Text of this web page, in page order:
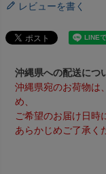
レビューを書く
沖縄県への配送につ
沖縄県宛のお荷物は
め、
ご希望のお届け日時
あらかじめご了承く